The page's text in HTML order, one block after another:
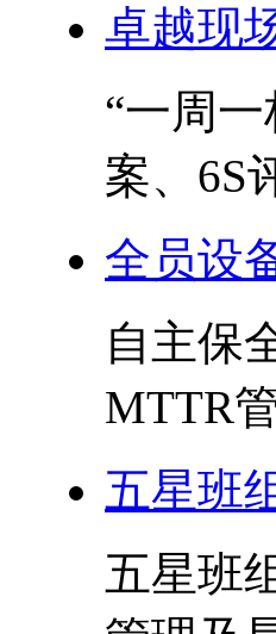
卓越现
“一周
案、6S
全员设
自主保
MTTR
五星班
五星班